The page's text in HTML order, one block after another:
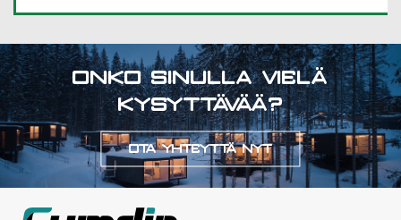
ONKO SINULLA VIELÄ
KYSYTTÄVÄÄ?
OTA YHTEYTTÄ NYT